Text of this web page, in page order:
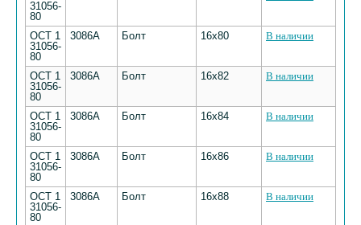
31056-
80
ОСТ 1
31056-
80
3086А Болт 16х80 В наличии
ОСТ 1
31056-
80
3086А Болт 16х82 В наличии
ОСТ 1
31056-
80
3086А Болт 16х84 В наличии
ОСТ 1
31056-
80
3086А Болт 16х86 В наличии
ОСТ 1
31056-
80
3086А Болт 16х88 В наличии